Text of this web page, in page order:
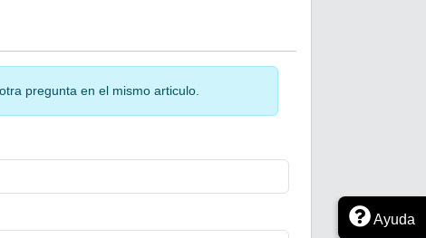
pregunta en el mismo articulo.
Ayuda